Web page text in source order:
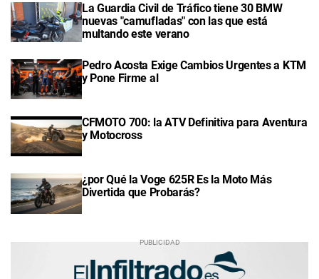
La Guardia Civil de Tráfico tiene 30 BMW
nuevas "camufladas" con las que está
multando este verano
Pedro Acosta Exige Cambios Urgentes a KTM
y Pone Firme al
CFMOTO 700: la ATV Definitiva para Aventura
y Motocross
¿por Qué la Voge 625R Es la Moto Más
Divertida que Probarás?